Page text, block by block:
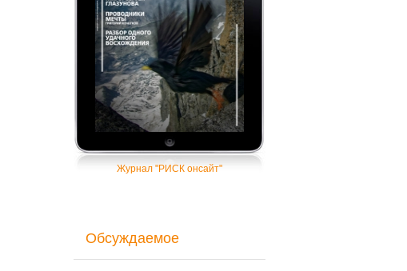
Журнал "РИСК онсайт"
Обсуждаемое